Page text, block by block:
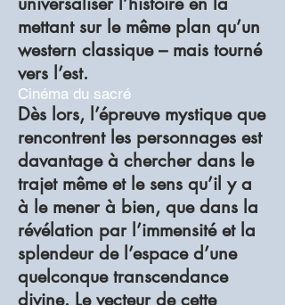
mettant sur le même plan qu’un
western classique – mais tourné
vers l’est.
Cinéma du sacré
Dès lors, l’épreuve mystique que
rencontrent les personnages est
davantage à chercher dans le
trajet même et le sens qu’il y a
à le mener à bien, que dans la
révélation par l’immensité et la
splendeur de l’espace d’une
quelconque transcendance
divine. Le vecteur de cette